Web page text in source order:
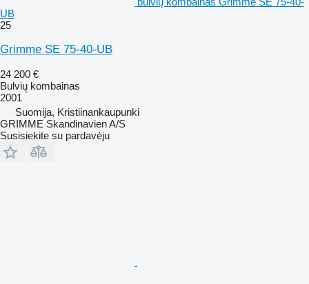
UB
25
Grimme SE 75-40-UB
24 200 €
Bulvių kombainas
2001
Suomija, Kristiinankaupunki
GRIMME Skandinavien A/S
Susisiekite su pardavėju